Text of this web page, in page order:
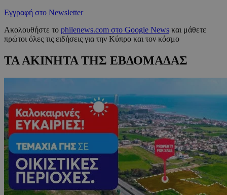
Εγγραφή στο Newsletter
Ακολουθήστε το philenews.com στο Google News και μάθετε
πρώτοι όλες τις ειδήσεις για την Κύπρο και τον κόσμο
ΤΑ ΑΚΙΝΗΤΑ ΤΗΣ ΕΒΔΟΜΑΔΑΣ